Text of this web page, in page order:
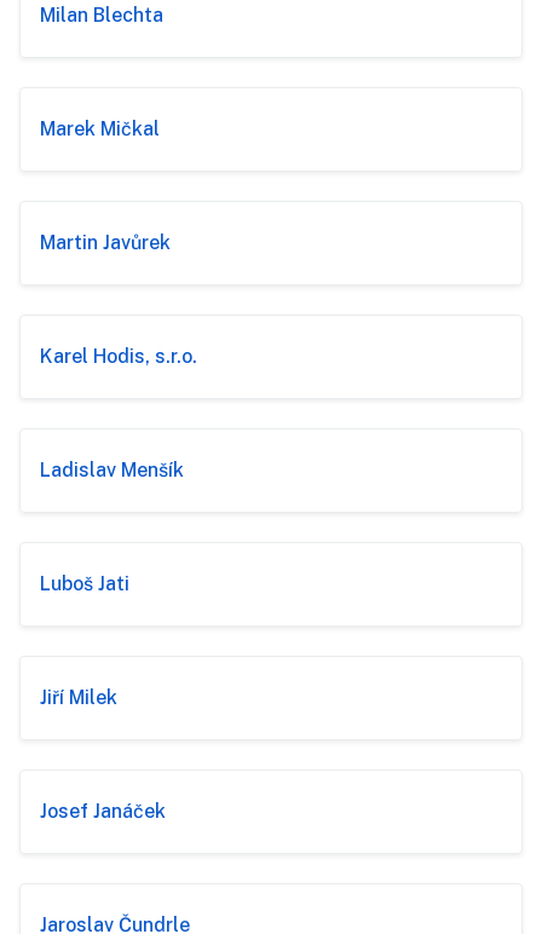
Milan Blechta
Marek Mičkal
Martin Javůrek
Karel Hodis, s.r.o.
Ladislav Menšík
Luboš Jati
Jiří Milek
Josef Janáček
Jaroslav Čundrle